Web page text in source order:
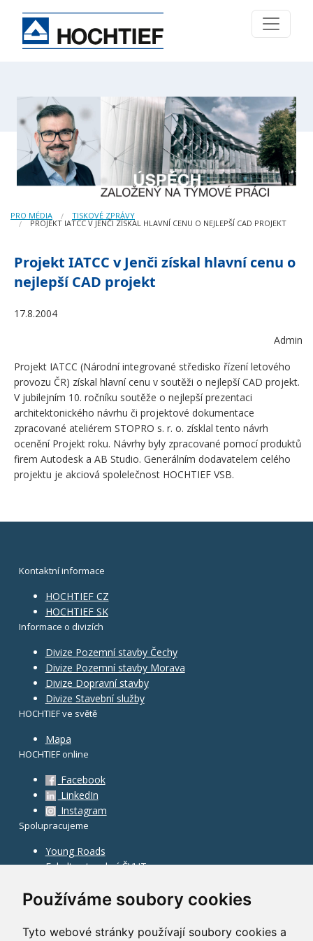
Používáme soubory cookies
Tyto webové stránky používají soubory cookies a
PRO MÉDIA TISKOVÉ ZPRÁVY
PROJEKT IATCC V JENČI ZÍSKAL HLAVNÍ CENU O NEJLEPŠÍ CAD PROJEKT
Projekt IATCC v Jenči získal hlavní cenu o
nejlepší CAD projekt
17.8.2004
Admin
Projekt IATCC (Národní integrované středisko řízení letového
provozu ČR) získal hlavní cenu v soutěži o nejlepší CAD projekt.
V jubilejním 10. ročníku soutěže o nejlepší prezentaci
architektonického návrhu či projektové dokumentace
zpracované ateliérem STOPRO s. r. o. získlal tento návrh
ocenění Projekt roku. Návrhy byly zpracované pomocí produktů
firem Autodesk a AB Studio. Generálním dodavatelem celého
projektu je akciová spolelečnost HOCHTIEF VSB.
Kontaktní informace
HOCHTIEF CZ
HOCHTIEF SK
Informace o divizích
Divize Pozemní stavby Čechy
Divize Pozemní stavby Morava
Divize Dopravní stavby
Divize Stavební služby
HOCHTIEF ve světě
Mapa
HOCHTIEF online
Facebook
LinkedIn
Instagram
Spolupracujeme
Young Roads
Fakulta stavební ČVUT